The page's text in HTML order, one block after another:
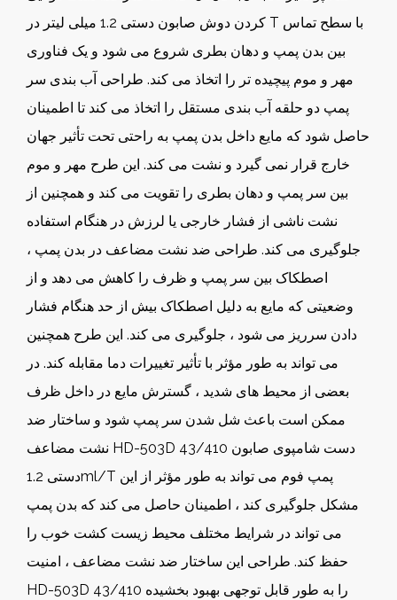
کردن دوش صابون دستی 1.2 میلی لیتر در T با سطح تماس
بین بدن پمپ و دهان بطری شروع می شود و یک فناوری
مهر و موم پیچیده تر را اتخاذ می کند. طراحی آب بندی سر
پمپ دو حلقه آب بندی مستقل را اتخاذ می کند تا اطمینان
حاصل شود که مایع داخل بدن پمپ به راحتی تحت تأثیر جهان
خارج قرار نمی گیرد و نشت می کند. این طرح مهر و موم
بین سر پمپ و دهان بطری را تقویت می کند و همچنین از
نشت ناشی از فشار خارجی یا لرزش در هنگام استفاده
جلوگیری می کند. طراحی ضد نشت مضاعف در بدن پمپ ،
اصطکاک بین سر پمپ و ظرف را کاهش می دهد و از
وضعیتی که مایع به دلیل اصطکاک بیش از حد هنگام فشار
دادن سرریز می شود ، جلوگیری می کند. این طرح همچنین
می تواند به طور مؤثر با تأثیر تغییرات دما مقابله کند. در
بعضی از محیط های شدید ، گسترش مایع در داخل ظرف
ممکن است باعث شل شدن سر پمپ شود و ساختار ضد
نشت مضاعف HD-503D 43/410 دست شامپوی صابون
دستی 1.2ml/T پمپ فوم می تواند به طور مؤثر از این
مشکل جلوگیری کند ، اطمینان حاصل می کند که بدن پمپ
می تواند در شرایط مختلف محیط زیست کشت خوب را
حفظ کند. طراحی این ساختار ضد نشت مضاعف ، امنیت
HD-503D 43/410 را به طور قابل توجهی بهبود بخشیده